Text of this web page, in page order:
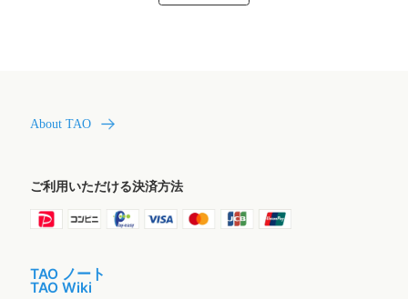
About TAO
ご利用いただける決済方法
TAO ノート
TAO Wiki